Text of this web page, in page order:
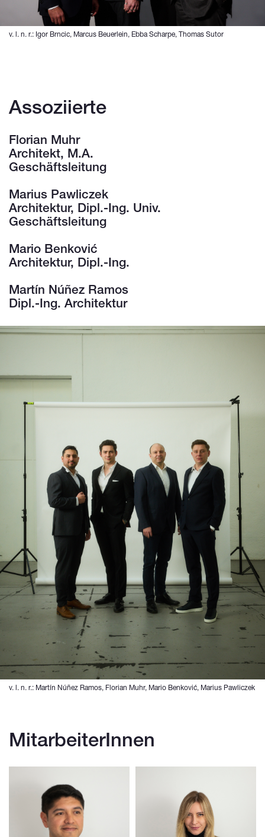
v. l. n. r.: Igor Brncic, Marcus Beuerlein, Ebba Scharpe, Thomas Sutor
Assoziierte
Florian Muhr
Architekt, M.A.
Geschäftsleitung
Marius Pawliczek
Architektur, Dipl.-Ing. Univ.
Geschäftsleitung
Mario Benković
Architektur, Dipl.-Ing.
Martín Núñez Ramos
Dipl.-Ing. Architektur
v. l. n. r.: Martín Núñez Ramos, Florian Muhr, Mario Benković, Marius Pawliczek
MitarbeiterInnen